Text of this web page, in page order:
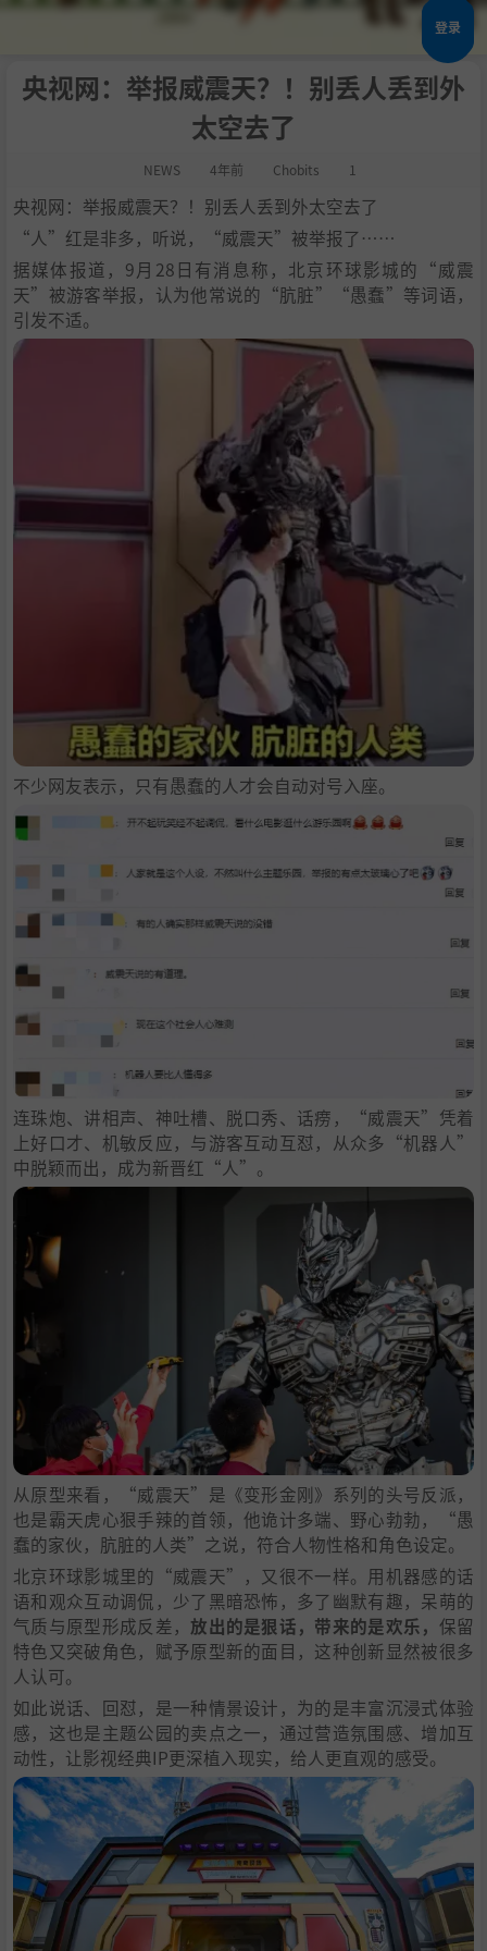
登录
央视网：举报威震天？！别丢人丢到外
太空去了
NEWS 4年前 Chobits 1
央视网：举报威震天？！别丢人丢到外太空去了
“人”红是非多，听说，“威震天”被举报了……
据媒体报道，9月28日有消息称，北京环球影城的“威震
天”被游客举报，认为他常说的“肮脏”“愚蠢”等词语，
引发不适。
不少网友表示，只有愚蠢的人才会自动对号入座。
连珠炮、讲相声、神吐槽、脱口秀、话痨，“威震天”凭着
上好口才、机敏反应，与游客互动互怼，从众多“机器人”
中脱颖而出，成为新晋红“人”。
从原型来看，“威震天”是《变形金刚》系列的头号反派，
也是霸天虎心狠手辣的首领，他诡计多端、野心勃勃，“愚
蠢的家伙，肮脏的人类”之说，符合人物性格和角色设定。
北京环球影城里的“威震天”，又很不一样。用机器感的话
语和观众互动调侃，少了黑暗恐怖，多了幽默有趣，呆萌的
气质与原型形成反差， 放出的是狠话，带来的是欢乐， 保留
特色又突破角色，赋予原型新的面目，这种创新显然被很多
人认可。
如此说话、回怼，是一种情景设计，为的是丰富沉浸式体验
感，这也是主题公园的卖点之一，通过营造氛围感、增加互
动性，让影视经典IP更深植入现实，给人更直观的感受。